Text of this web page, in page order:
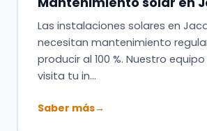
Las instalaciones solares en
necesitan mantenimiento
producir al 100 %. Nuestro
visita tu in…
Saber más→